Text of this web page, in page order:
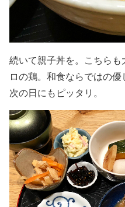
続いて親子丼を。こちら
ロの鶏。和食ならではの
次の日にもピッタリ。